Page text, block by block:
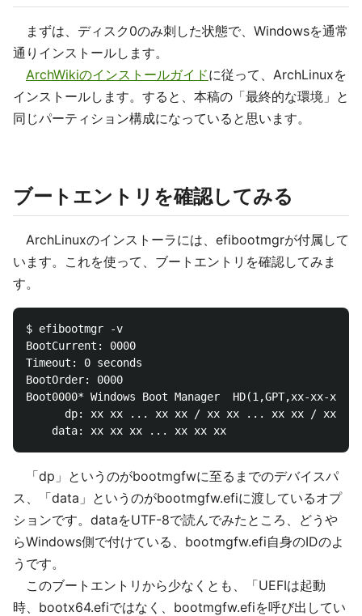
まずは、ディスク0のみ刺した状態で、Windowsを通常
通りインストールします。
ArchWikiのインストールガイドに従って、ArchLinuxを
インストールします。すると、本稿の「最終的な環境」と
同じパーティション構成になっていると思います。
ブートエントリを確認してみる
ArchLinuxのインストーラには、efibootmgrが付属して
います。これを使って、ブートエントリを確認してみま
す。
$ efibootmgr -v
BootCurrent: 0000
Timeout: 0 seconds
BootOrder: 0000
Boot0000* Windows Boot Manager  HD(1,GPT,xx-xx-
dp: xx xx ... xx xx / xx xx ... xx xx / xx xx
「dp」というのがbootmgfwに至るまでのデバイスパ
ス、「data」というのがbootmgfw.efiに渡しているオプ
ションです。dataをUTF-8で読んでみたところ、どうや
らWindows側で付けている、bootmgfw.efi自身のIDのよ
うです。
このブートエントリから少なくとも、「UEFIは起動
時、bootx64.efiではなく、bootmgfw.efiを呼び出してい